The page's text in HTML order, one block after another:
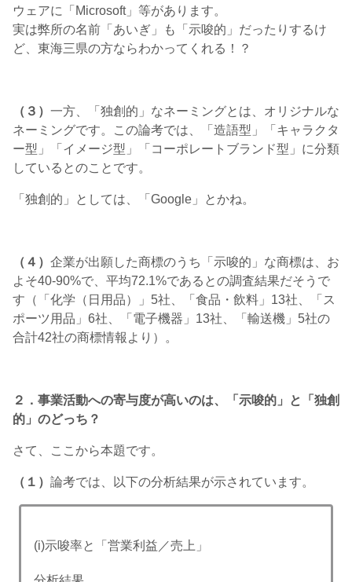
ウェアに「Microsoft」等があります。
実は弊所の名前「あいぎ」も「示唆的」だったりするけ
ど、東海三県の方ならわかってくれる！？
（３） 一方、「独創的」なネーミングとは、オリジナルな
ネーミングです。この論考では、「造語型」「キャラクタ
ー型」「イメージ型」「コーポレートブランド型」に分類
しているとのことです。
「独創的」としては、「Google」とかね。
（４） 企業が出願した商標のうち「示唆的」な商標は、お
よそ40-90%で、平均72.1%であるとの調査結果だそうで
す（「化学（日用品）」5社、「食品・飲料」13社、「ス
ポーツ用品」6社、「電子機器」13社、「輸送機」5社の
合計42社の商標情報より）。
２．事業活動への寄与度が高いのは、「示唆的」と「独創
的」のどっち？
さて、ここから本題です。
（１） 論考では、以下の分析結果が示されています。
(i)示唆率と「営業利益／売上」